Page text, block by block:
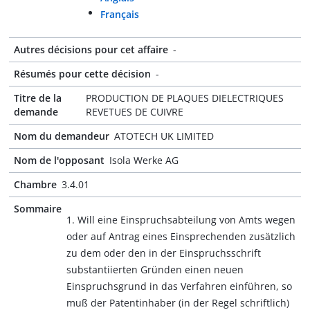
Français
Autres décisions pour cet affaire -
Résumés pour cette décision -
Titre de la
demande
PRODUCTION DE PLAQUES DIELECTRIQUES
REVETUES DE CUIVRE
Nom du demandeur ATOTECH UK LIMITED
Nom de l'opposant Isola Werke AG
Chambre 3.4.01
Sommaire
1. Will eine Einspruchsabteilung von Amts wegen
oder auf Antrag eines Einsprechenden zusätzlich
zu dem oder den in der Einspruchsschrift
substantiierten Gründen einen neuen
Einspruchsgrund in das Verfahren einführen, so
muß der Patentinhaber (in der Regel schriftlich)